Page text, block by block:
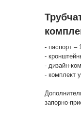
- паспорт –
-
- дизайн-
- комплект
запорно-